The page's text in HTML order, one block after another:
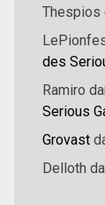
Thespios
des
Ramiro
Serious
Grovast
Delloth